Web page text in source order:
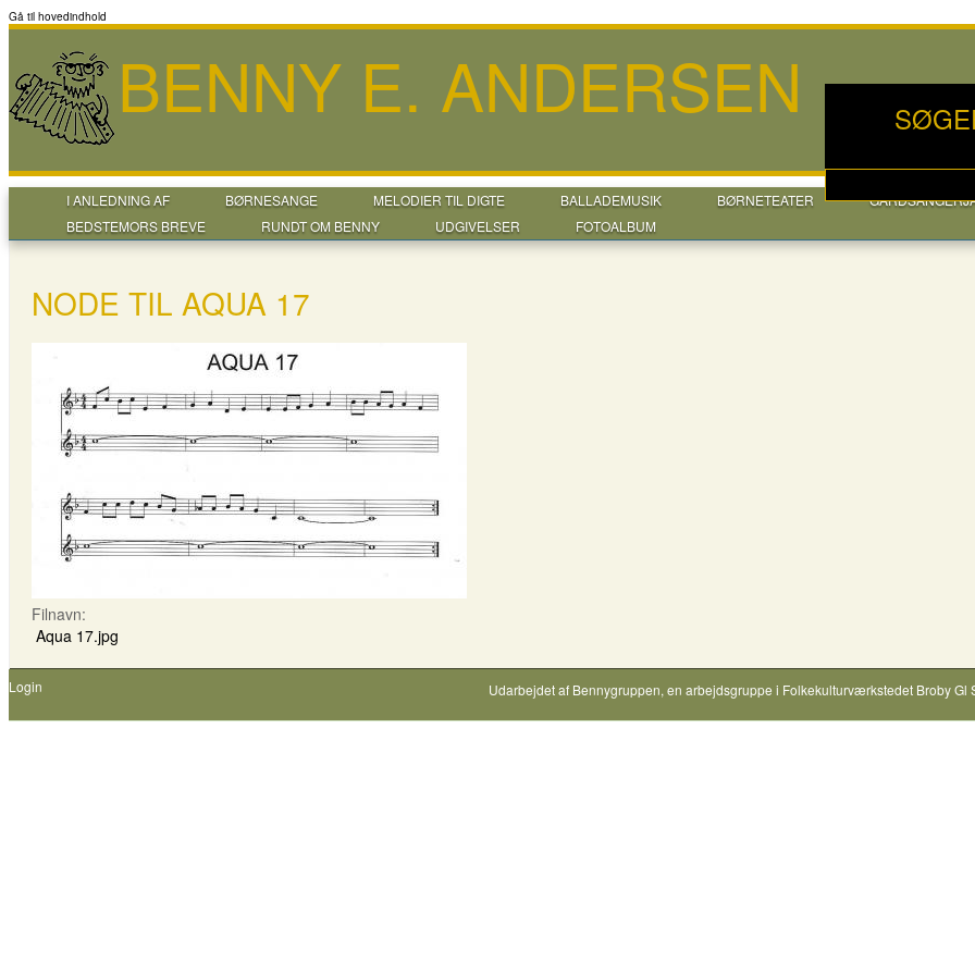
Gå til hovedindhold
BENNY E. ANDERSEN
I ANLEDNING AF BØRNESANGE MELODIER TIL DIGTE BALLADEMUSIK BØRNETEATER
BEDSTEMORS BREVE
RUNDT OM BENNY UDGIVELSER FOTOALBUM
NODE TIL AQUA 17
Filnavn:
Aqua 17.jpg
Login Udarbejdet af Bennygruppen, en arbejdsgruppe i Folkekulturværkstedet Broby Gl